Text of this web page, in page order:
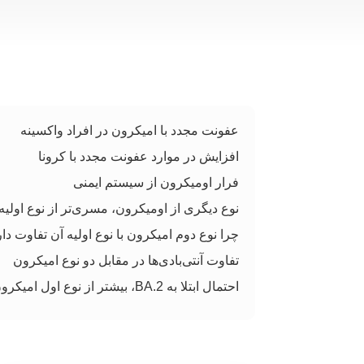
عفونت مجدد با امیکرون در افراد واکسینه
افزایش در موارد عفونت مجدد با کرونا
فرار اومیکرون از سیستم ایمنی
نوع دیگری از اومیکرون، مسری‌تر از نوع
چرا نوع دوم امیکرون با نوع اولیه آن تفاوت
تفاوت آنتی‌بادی‌ها در مقابل دو نوع امیکرون
احتمال ابتلا به BA.2، بیشتر از نوع اول امیکرون